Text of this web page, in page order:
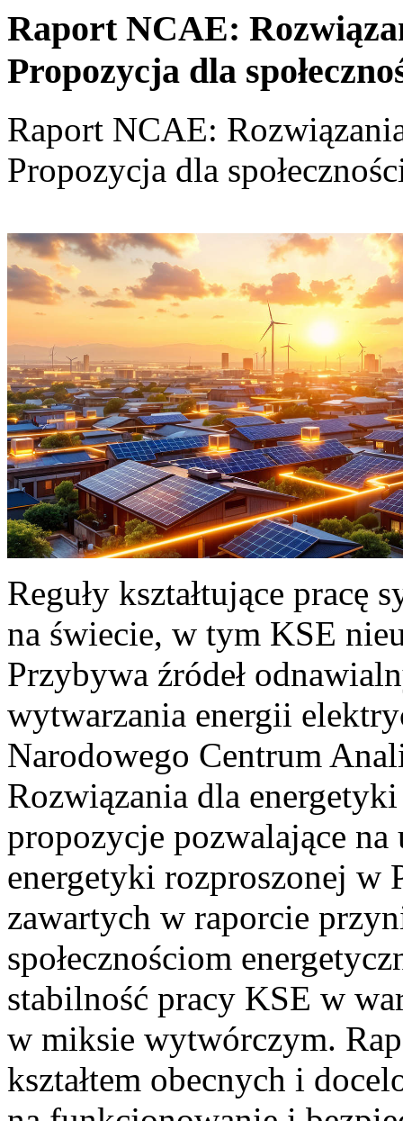
Raport NCAE:
Propozycja dla
Raport NCAE:
Propozycja dla
Reguły kształtujące pracę
na świecie, w tym KSE
Przybywa źródeł
wytwarzania energii
Narodowego Centrum
Rozwiązania dla
propozycje pozwalające
energetyki rozproszonej w
zawartych w raporcie
społecznościom
stabilność pracy KSE w
w miksie wytwórczym.
kształtem obecnych i